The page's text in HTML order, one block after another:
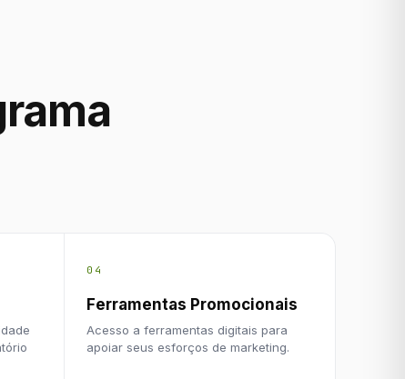
04
Ferramentas Promocionais
Acesso a ferramentas digitais para
apoiar seus esforços de marketing.